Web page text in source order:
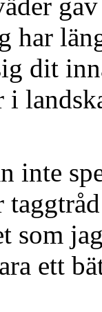
har
dit
inte
som
ett